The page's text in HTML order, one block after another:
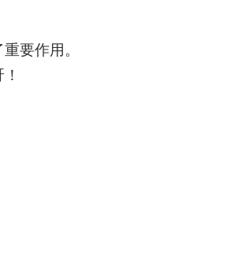
要作用。